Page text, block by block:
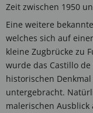
Zeit zwischen 1950
Eine weitere
welches sich auf
kleine Zugbrücke zu
wurde das Castillo
historischen
untergebracht.
malerischen